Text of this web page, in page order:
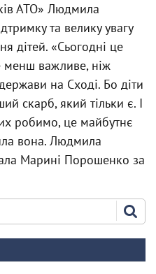
АТО» Людмила
та велику увагу
дітей. «Сьогодні це
менш важливе, ніж
на Сході. Бо діти
скарб, який тільки є. І
робимо, це майбутнє
вона. Людмила
Марині Порошенко за